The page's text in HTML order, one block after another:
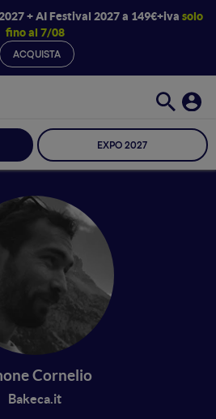
+ AI Festival 2027 a 149€+iva solo
fino al 7/08
ACQUISTA
EXPO 2027
Cornelio
Bakeca.it